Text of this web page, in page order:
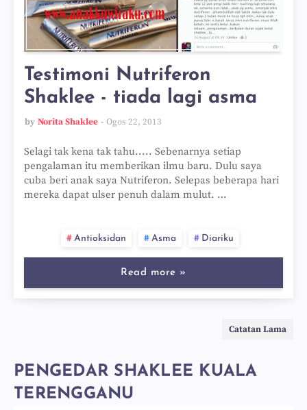
Testimoni Nutriferon
Shaklee - tiada lagi asma
by Norita Shaklee Ogos 22, 2013
Selagi tak kena tak tahu..... Sebenarnya setiap
pengalaman itu memberikan ilmu baru. Dulu saya
cuba beri anak saya Nutriferon. Selepas beberapa hari
mereka dapat ulser penuh dalam mulut. …
Antioksidan Asma Diariku
Read more »
Catatan Lama
PENGEDAR SHAKLEE KUALA
TERENGGANU